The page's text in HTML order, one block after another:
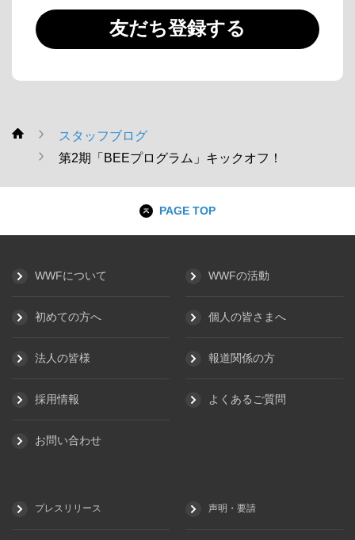
友だち登録する
WWF
スタッフブログ
第2期「BEEプログラム」キックオフ！
PAGE TOP
WWFについて WWFの活動
初めての方へ 個人の皆さまへ
法人の皆様 報道関係の方
採用情報 よくあるご質問
お問い合わせ
プレスリリース 声明・要請